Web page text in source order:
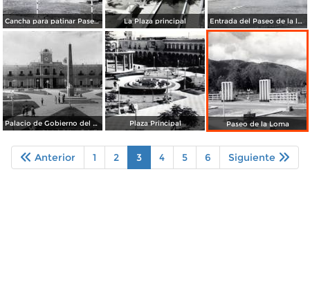
Cancha para patinar Paseo de La Loma La Plaza principal Entrada del Paseo de la loma
Palacio de Gobierno del estado de Nayarit Plaza Principal Paseo de la Loma
Anterior 1 2 3 4 5 6 Siguiente